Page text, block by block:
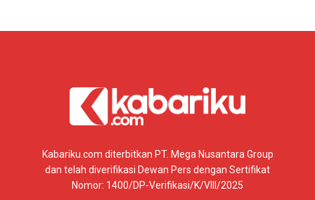
Kabariku.com diterbitkan PT. Mega Nusantara Group
dan telah diverifikasi Dewan Pers dengan Sertifikat
Nomor: 1400/DP-Verifikasi/K/VIII/2025